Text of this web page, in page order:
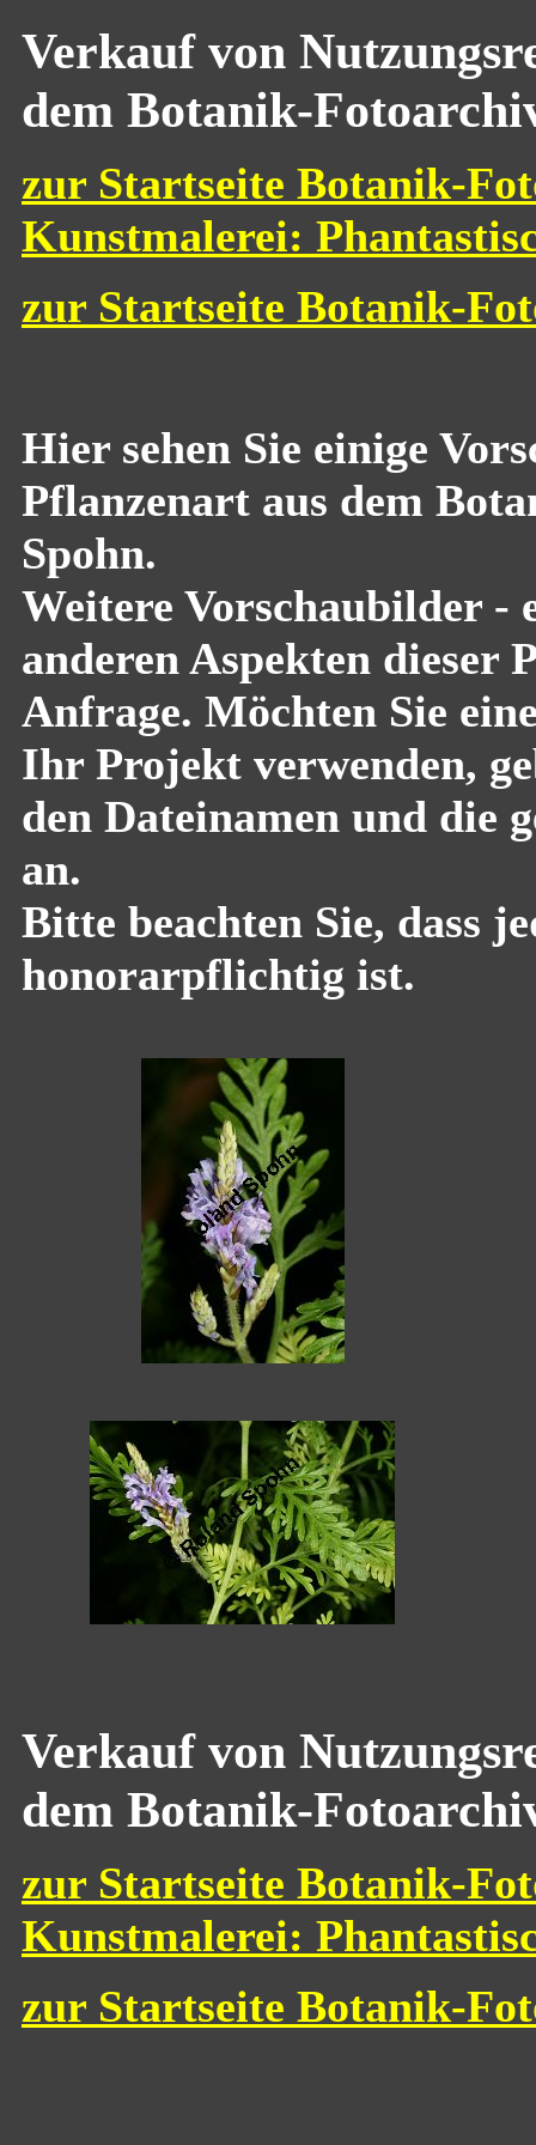
Verkauf von
dem Botanik-
zur Startseite Botanik-
Kunstmalerei:
zur Startseite Botanik-
Hier sehen Sie einige
Pflanzenart aus dem
Spohn.
Weitere Vorschaubilder -
anderen Aspekten dieser
Anfrage. Möchten Sie
Ihr Projekt verwenden,
den Dateinamen und die
an.
Bitte beachten Sie, dass
honorarpflichtig ist.
Verkauf von
dem Botanik-
zur Startseite Botanik-
Kunstmalerei:
zur Startseite Botanik-